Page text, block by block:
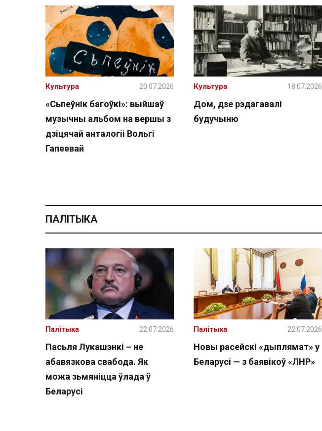
«Сьпеўнік багоўкі»: выйшаў
музычны альбом на вершы з
дзіцячай анталогіі Вольгі
Гапеевай
Культура 20.07.2026
Дом, дзе рэдагавалі
будучыню
Культура 18.07.2026
ПАЛІТЫКА
Пасьля Лукашэнкі – не
абавязкова свабода. Як
можа зьмяніцца ўлада ў
Беларусі
Палітыка 22.07.2026
Новы расейскі «дыплямат» у
Беларусі — з баявікоў «ЛНР»
Палітыка 22.07.2026